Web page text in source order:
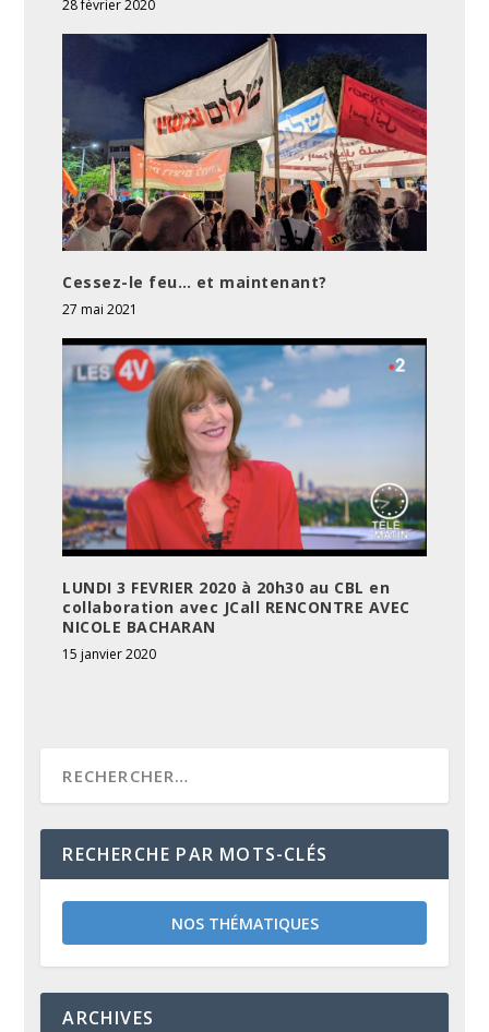
28 février 2020
Cessez-le feu… et maintenant?
27 mai 2021
LUNDI 3 FEVRIER 2020 à 20h30 au CBL en
collaboration avec JCall RENCONTRE AVEC
NICOLE BACHARAN
15 janvier 2020
RECHERCHE PAR MOTS-CLÉS
NOS THÉMATIQUES
ARCHIVES